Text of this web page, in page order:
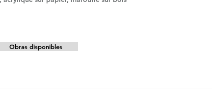
Obras disponibles